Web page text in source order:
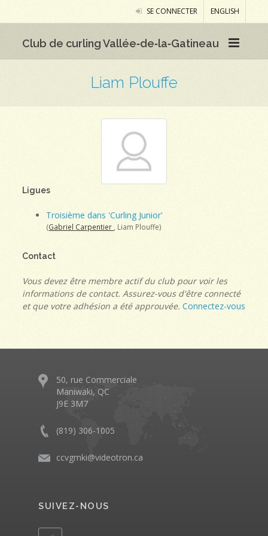
SE CONNECTER ENGLISH
Club de curling Vallée‑de‑la‑Gatineau
Liam Plouffe
Ligues
Troisième dans 'Curling Junior'
(Gabriel Carpentier , Liam Plouffe)
Contact
Vous devez être membre actif du club pour voir les
informations de contact. Assurez-vous d'être connecté
et que votre adhésion a été approuvée. Connectez-vous
50, rue Commerciale
Maniwaki, QC
J9E 3M7
(819) 306-1005
ccvgmki@videotron.ca
SUIVEZ-NOUS